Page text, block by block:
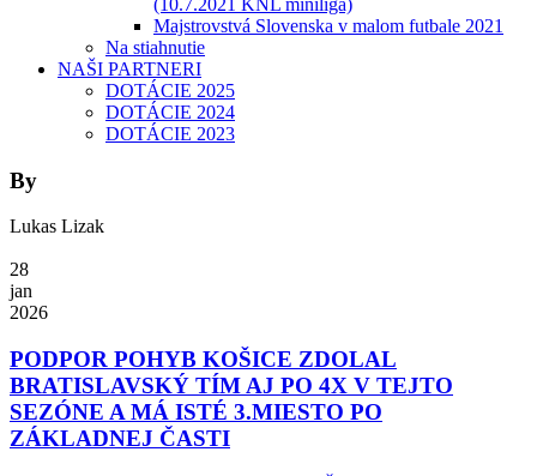
(10.7.2021 KNL miniliga)
Majstrovstvá Slovenska v malom futbale 2021
Na stiahnutie
NAŠI PARTNERI
DOTÁCIE 2025
DOTÁCIE 2024
DOTÁCIE 2023
By
Lukas Lizak
28
jan
2026
PODPOR POHYB KOŠICE ZDOLAL
BRATISLAVSKÝ TÍM AJ PO 4X V TEJTO
SEZÓNE A MÁ ISTÉ 3.MIESTO PO
ZÁKLADNEJ ČASTI